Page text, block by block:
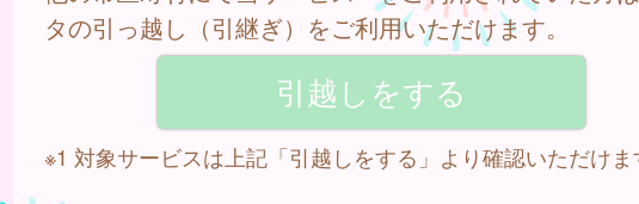
タの引っ越し（引継ぎ）をご利用いただけます。
※1 対象サービスは上記「引越しをする」より確認いただけま